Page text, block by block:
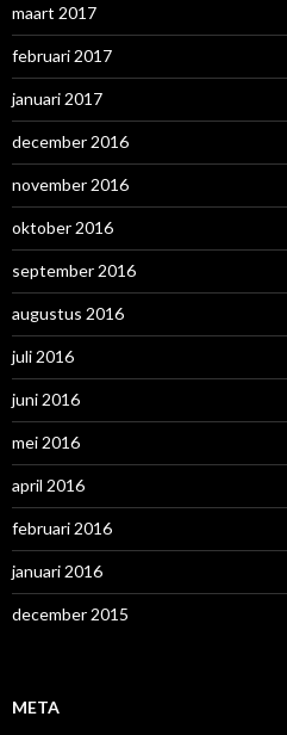
maart 2017
februari 2017
januari 2017
december 2016
november 2016
oktober 2016
september 2016
augustus 2016
juli 2016
juni 2016
mei 2016
april 2016
februari 2016
januari 2016
december 2015
META